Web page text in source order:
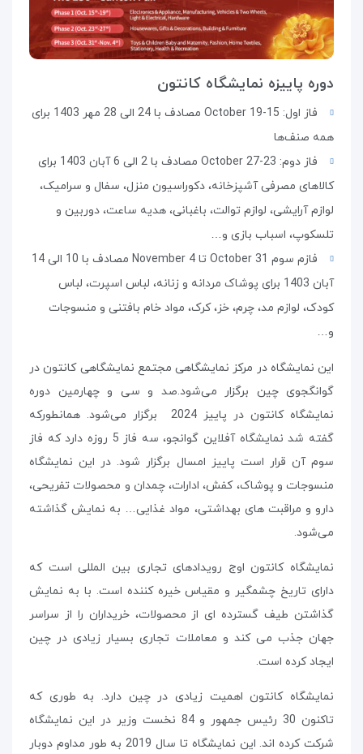
دوره پاییزه نمایشگاه کانتون
فاز اول: 15-19 October مصادف با 24 الی 28 مهر 1403 برای
همه صنف‌ها
فاز دوم: 23-27 October مصادف با 2 الی 6 آبان 1403 برای
کالاهای مصرفی آشپزخانه، دکوراسیون منزل، سفال و سرامیک،
لوازم آرایشی، لوازم توالت، باغبانی، هدیه ساعت، دوربین و
تلسکوپ، اسباب بازی و…
فازم سوم 31 October تا 4 November مصادف با 10 الی 14
آبان 1403 برای پوشاک مردانه و زنانه، لباس اسپرت، لباس
کودک، لوازم مد، چرم، خز، کرک، مواد خام بافتنی و منسوجات
و…
این نمایشگاه در مرکز نمایشگاهی مجتمع نمایشگاهی کانتون در
گوانگجوی چین برگزار می‌شود.صد و سی و چهارمین دوره
نمایشگاه کانتون در پاییز 2024 برگزار می‌شود. همانطورکه
گفته شد نمایشگاه آفلاین گوانجو، سه فاز 5 روزه دارد که فاز
سوم آن قرار است پاییز امسال برگزار شود. در این نمایشگاه
منسوجات و پوشاک، کفش، ادارات، چمدان و محصولات تفریحی،
دارو و مراقبت های بهداشتی، مواد غذایی… به نمایش گذاشته
می‌شود.
نمایشگاه کانتون اوج رویدادهای تجاری بین المللی است که
دارای تاریخ چشمگیر و مقیاس خیره کننده است. با به نمایش
گذاشتن طیف گسترده ای از محصولات، خریداران را از سراسر
جهان جذب می کند و معاملات تجاری بسیار زیادی در چین
ایجاد کرده است.
نمایشگاه کانتون اهمیت زیادی در چین دارد. به طوری که
تاکنون 30 رئیس جمهور و 84 نخست وزیر در این نمایشگاه
شرکت کرده اند. این نمایشگاه تا سال 2019 به طور مداوم دوبار